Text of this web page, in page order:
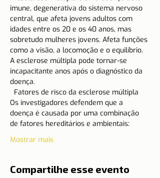
imune, degenerativa do sistema nervoso
central, que afeta jovens adultos com
idades entre os 20 e os 40 anos, mas
sobretudo mulheres jovens. Afeta funções
como a visão, a locomoção e o equilíbrio.
A esclerose múltipla pode tornar-se
incapacitante anos após o diagnóstico da
doença.
Fatores de risco da esclerose múltipla
Os investigadores defendem que a
doença é causada por uma combinação
de fatores hereditários e ambientais:
Mostrar mais
Compartilhe esse evento